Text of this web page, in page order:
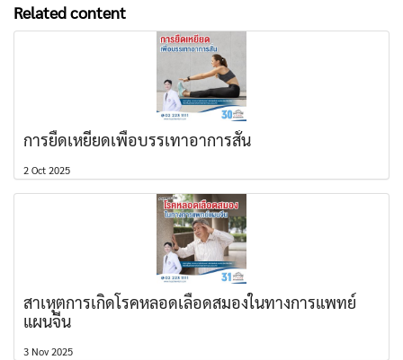
Related content
การยืดเหยียดเพื่อบรรเทาอาการสั่น
2 Oct 2025
สาเหุตการเกิดโรคหลอดเลือดสมองในทางการแพทย์
แผนจีน
3 Nov 2025